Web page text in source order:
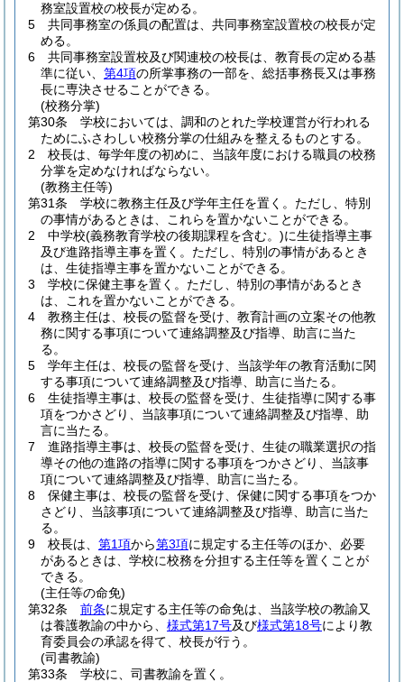
務室設置校の校長が定める。
5
共同事務室の係員の配置は、共同事務室設置校の校長が定
める。
6
共同事務室設置校及び関連校の校長は、教育長の定める基
準に従い、 第4項の所掌事務の一部を、総括事務長又は事務
長に専決させることができる。
(校務分掌)
第30条
学校においては、調和のとれた学校運営が行われる
ためにふさわしい校務分掌の仕組みを整えるものとする。
2
校長は、毎学年度の初めに、当該年度における職員の校務
分掌を定めなければならない。
(教務主任等)
第31条
学校に教務主任及び学年主任を置く。 ただし、特別
の事情があるときは、これらを置かないことができる。
2
中学校(義務教育学校の後期課程を含む。)に生徒指導主事
及び進路指導主事を置く。 ただし、特別の事情があるとき
は、生徒指導主事を置かないことができる。
3
学校に保健主事を置く。 ただし、特別の事情があるとき
は、これを置かないことができる。
4
教務主任は、校長の監督を受け、教育計画の立案その他教
務に関する事項について連絡調整及び指導、助言に当た
る。
5
学年主任は、校長の監督を受け、当該学年の教育活動に関
する事項について連絡調整及び指導、助言に当たる。
6
生徒指導主事は、校長の監督を受け、生徒指導に関する事
項をつかさどり、当該事項について連絡調整及び指導、助
言に当たる。
7
進路指導主事は、校長の監督を受け、生徒の職業選択の指
導その他の進路の指導に関する事項をつかさどり、当該事
項について連絡調整及び指導、助言に当たる。
8
保健主事は、校長の監督を受け、保健に関する事項をつか
さどり、当該事項について連絡調整及び指導、助言に当た
る。
9
校長は、 第1項から第3項に規定する主任等のほか、必要
があるときは、学校に校務を分担する主任等を置くことが
できる。
(主任等の命免)
第32条
前条に規定する主任等の命免は、当該学校の教諭又
は養護教諭の中から、 様式第17号及び様式第18号により教
育委員会の承認を得て、校長が行う。
(司書教諭)
第33条
学校に、司書教諭を置く。